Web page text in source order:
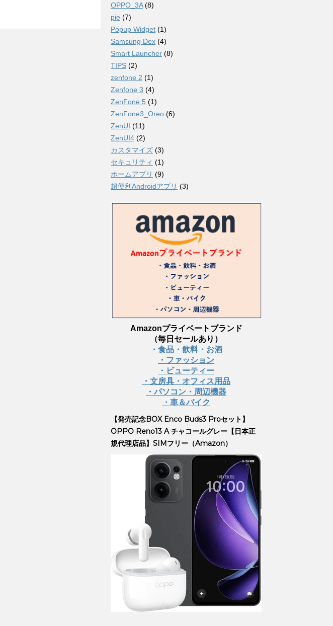
OPPO_3A(8)
pie (7)
Popup Widget (1)
Samsung Dex (4)
Smart Launcher (8)
TIPS (2)
zenfone 2 (1)
Zenfone 3 (4)
ZenFone 5 (1)
ZenFone3_Oreo (6)
ZenUI (11)
ZenUI4 (2)
カスタマイズ (3)
セキュリティ (1)
ホームアプリ (9)
超便利Androidアプリ (3)
Amazonプライベートブランド
（毎日セールあり）
・食品・飲料・お酒
・ファッション
・ビューティー
・文房具・オフィス用品
・パソコン・周辺機器
・車＆バイク
【発売記念BOX Enco Buds3 Proセット】
OPPO Reno13 A チャコールグレー【日本正
規代理店品】SIMフリー（Amazon）